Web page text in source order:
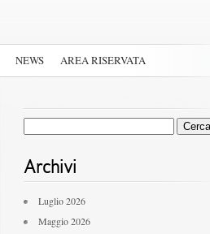
NEWS AREA RISERVATA
Archivi
Luglio 2026
Maggio 2026